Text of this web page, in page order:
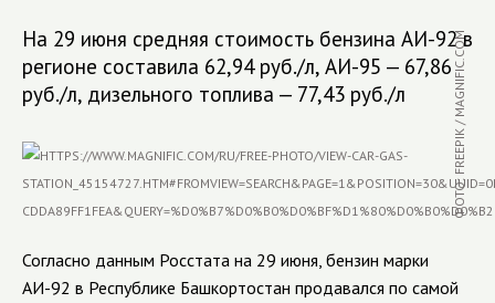
На 29 июня средняя стоимость бензина АИ-92 в
регионе составила 62,94 руб./л, АИ-95 — 67,86
руб./л, дизельного топлива — 77,43 руб./л
ФОТО: FREEPIK / MAGNIFIC.COM
Согласно данным Росстата на 29 июня, бензин марки
АИ-92 в Республике Башкортостан продавался по самой